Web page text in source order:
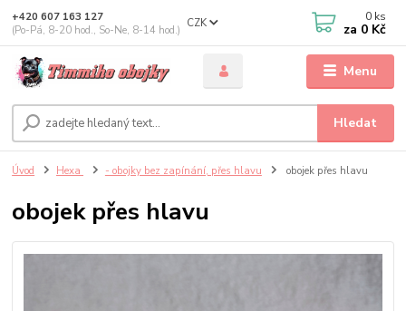
Menu
CZK
Hledat
+420 607 163 127
(Po-Pá, 8-20 hod., So-Ne, 8-14 hod.)
0 ks
za 0 Kč
Úvod Hexa - obojky bez zapínání, přes hlavu obojek přes hlavu
obojek přes hlavu